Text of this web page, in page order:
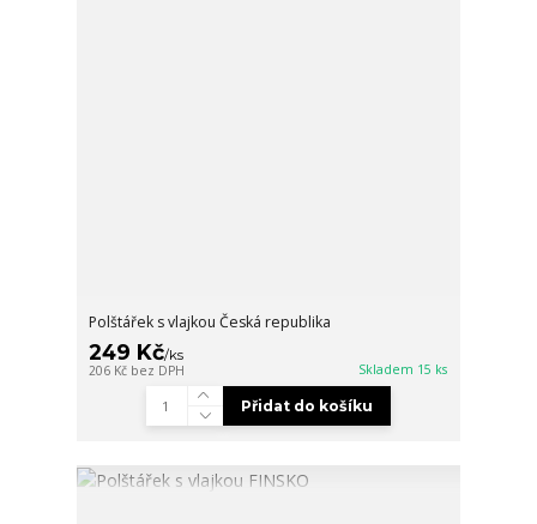
Polštářek s vlajkou Česká republika
249 Kč/ks
206 Kč bez DPH Skladem 15 ks
Přidat do košíku